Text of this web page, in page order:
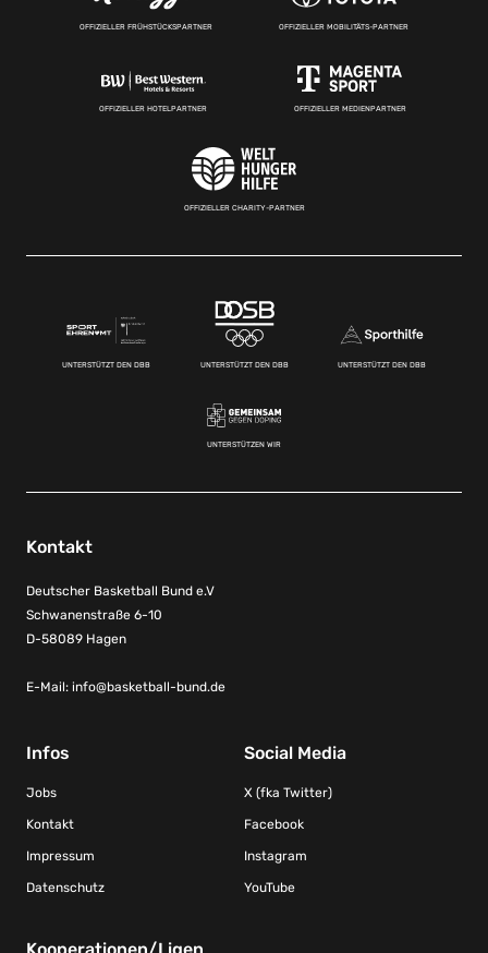
OFFIZIELLER FRÜHSTÜCKSPARTNER OFFIZIELLER MOBILITÄTS-PARTNER
OFFIZIELLER HOTELPARTNER OFFIZIELLER MEDIENPARTNER
OFFIZIELLER CHARITY-PARTNER
UNTERSTÜTZT DEN DBB UNTERSTÜTZT DEN DBB UNTERSTÜTZT DEN DBB
UNTERSTÜTZEN WIR
Kontakt
Deutscher Basketball Bund e.V
Schwanenstraße 6-10
D-58089 Hagen
E-Mail: info@basketball-bund.de
Infos
Jobs
Kontakt
Impressum
Datenschutz
Social Media
X (fka Twitter)
Facebook
Instagram
YouTube